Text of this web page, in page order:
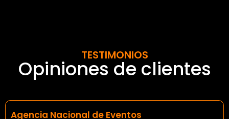
TESTIMONIOS
Opiniones de clientes
Agencia Nacional de Eventos